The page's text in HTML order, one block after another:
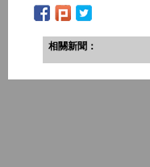
相關新聞：